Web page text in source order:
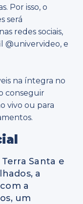
Por isso, o
será
redes sociais,
@univervideo, e
na íntegra no
conseguir
vivo ou para
Santa e
a
a
um